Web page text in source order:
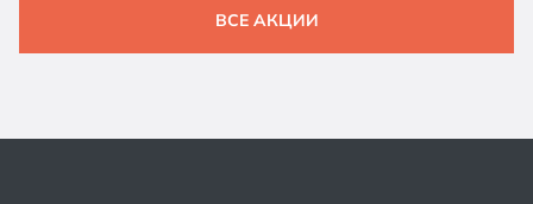
ВСЕ АКЦИИ